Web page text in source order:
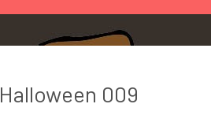
Halloween 009